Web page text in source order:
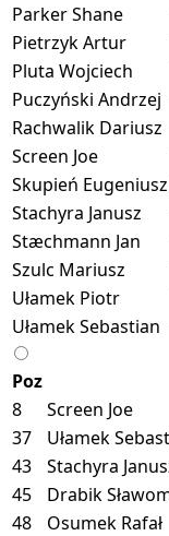
Parker Shane
Pietrzyk Artur
Pluta Wojciech
Puczyński Andrzej
Rachwalik Dariusz
Screen Joe
Skupień Eugeniusz
Stachyra Janusz
Stæchmann Jan
Szulc Mariusz
Ułamek Piotr
Ułamek Sebastian
Poz
8
Screen Joe
37
Ułamek
43
Stachyra
45
Drabik
48
Osumek Rafał